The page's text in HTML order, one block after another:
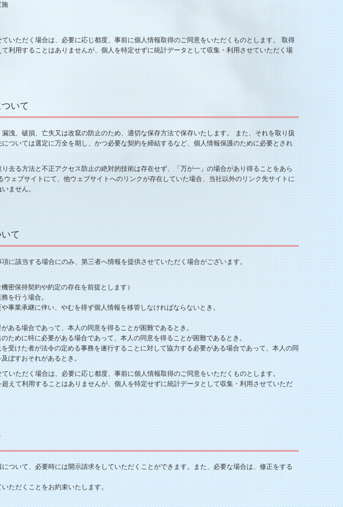
施
いただく場合は、必要に応じ都度、事前に個人情報取得のご同意をいただくものとします。 取得
利用することはありませんが、個人を特定せずに統計データとして収集・利用させていただく場
いて
洩、破損、亡失又は改竄の防止のため、適切な保存方法で保存いたします。 また、それを取り扱
ついては選定に万全を期し、かつ必要な契約を締結するなど、個人情報保護のために必要とされ
去る方法と不正アクセス防止の絶対的技術は存在せず、「万が一」の場合があり得ることをあら
ェブサイトにて、他ウェブサイトへのリンクが存在していた場合、当社以外のリンク先サイトに
ません。
て
に該当する場合にのみ、第三者へ情報を提供させていただく場合がございます。
密保持契約や約定の存在を前提とします）
を行う場合。
事業承継に伴い、やむを得ず個人情報を移管しなければならないとき。
ある場合であって、本人の同意を得ることが困難であるとき。
ために特に必要がある場合であって、本人の同意を得ることが困難であるとき。
受けた者が法令の定める事務を遂行することに対して協力する必要がある場合であって、本人の同
ぼすおそれがあるとき。
いただく場合は、必要に応じ都度、事前に個人情報取得のご同意をいただくものとします。
えて利用することはありませんが、個人を特定せずに統計データとして収集・利用させていただ
ついて、必要時には開示請求をしていただくことができます。また、必要な場合は、修正をする
ただくことをお約束いたします。